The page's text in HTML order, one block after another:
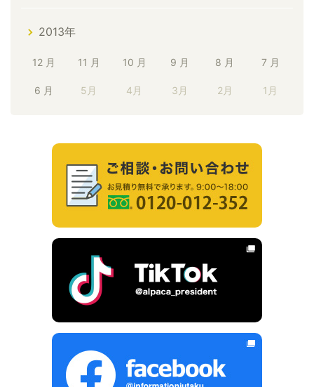
2013年
12 月 11 月 10 月 9 月 8 月 7 月
6 月 5月 4月 3月 2月 1月